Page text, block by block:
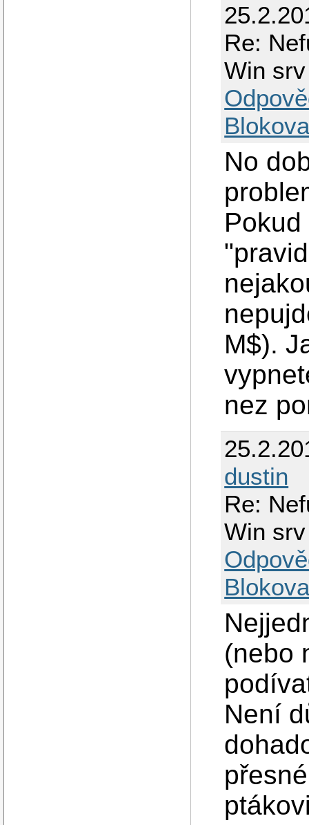
Re:
Win
No
M$).
nez
dustin
Re:
Win
(nebo
Není